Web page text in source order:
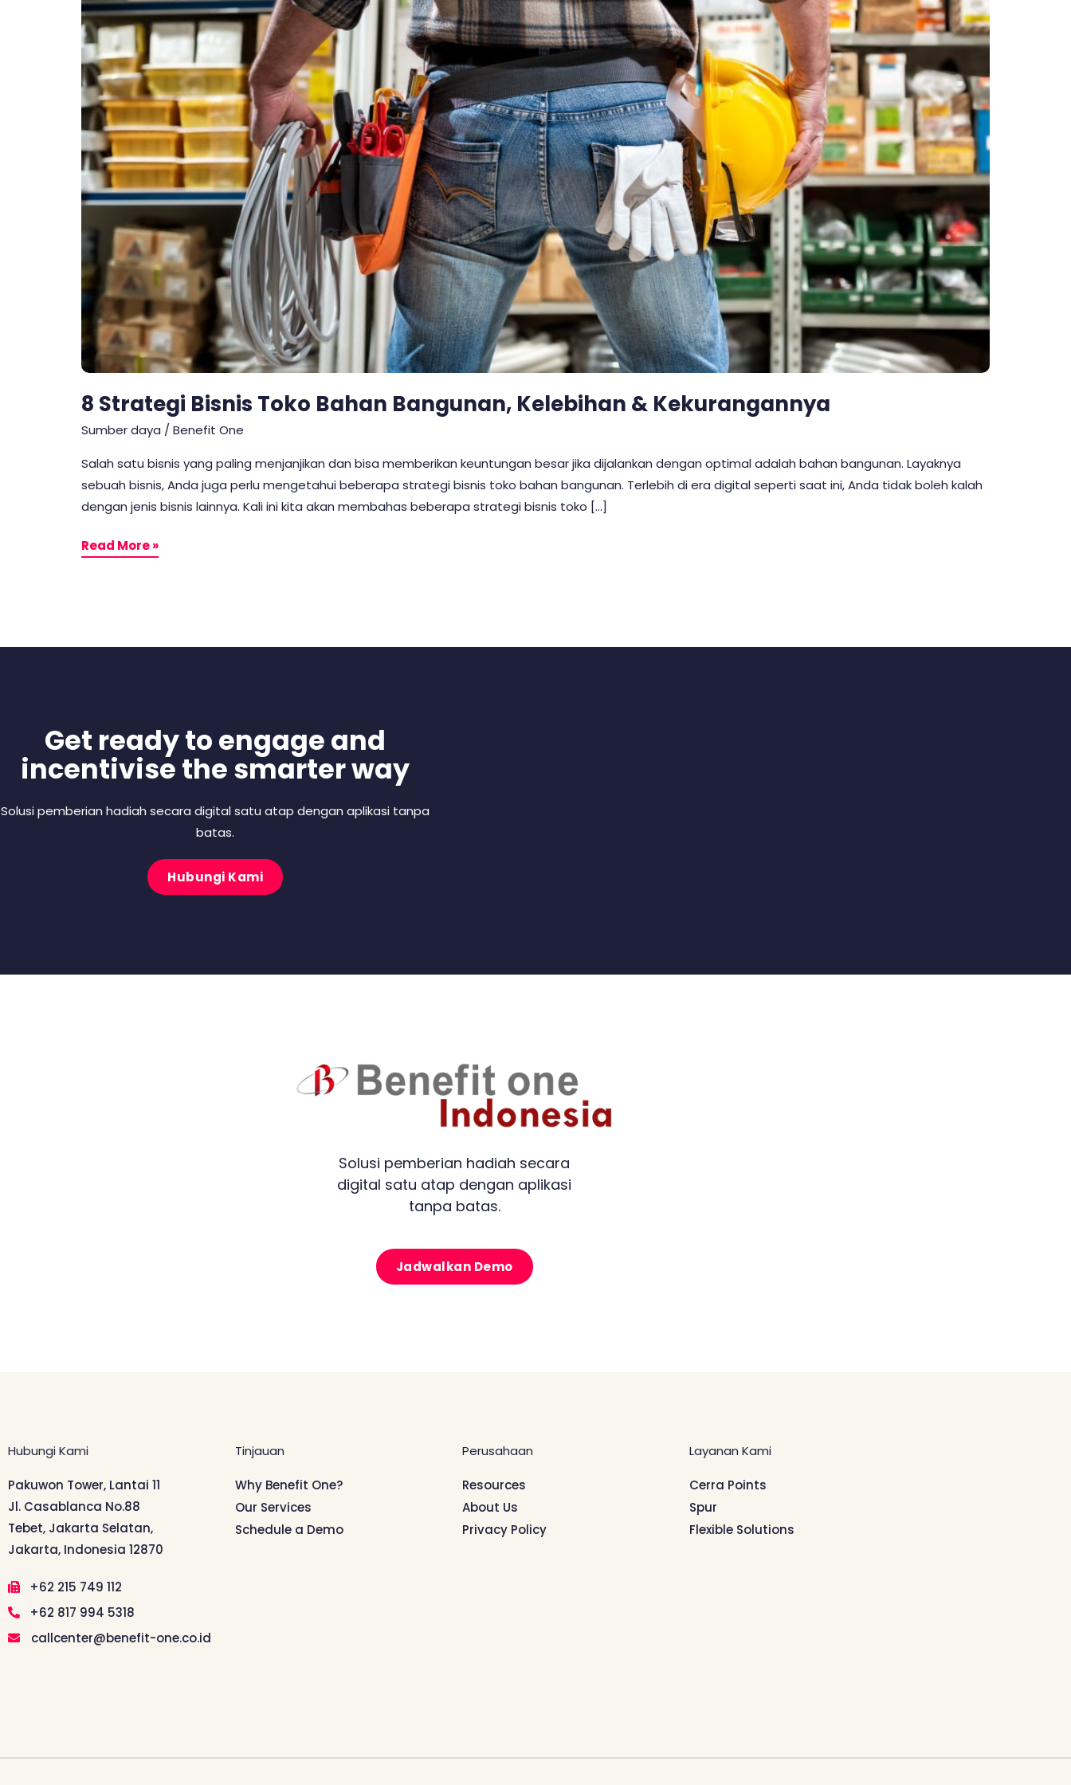
8 Strategi Bisnis Toko Bahan Bangunan, Kelebihan & Kekurangannya
Sumber daya / Benefit One
Salah satu bisnis yang paling menjanjikan dan bisa memberikan keuntungan besar jika dijalankan dengan optimal adalah bahan bangunan. Layaknya
sebuah bisnis, Anda juga perlu mengetahui beberapa strategi bisnis toko bahan bangunan. Terlebih di era digital seperti saat ini, Anda tidak boleh kalah
dengan jenis bisnis lainnya. Kali ini kita akan membahas beberapa strategi bisnis toko […]
&
Kekurangannya
Read More »
Get ready to engage and
incentivise the smarter way
Solusi pemberian hadiah secara digital satu atap dengan aplikasi tanpa
batas.
Hubungi Kami
Solusi pemberian hadiah secara
digital satu atap dengan aplikasi
tanpa batas.
Jadwalkan Demo
Hubungi Kami
Pakuwon Tower, Lantai 11
Jl. Casablanca No.88
Tebet, Jakarta Selatan,
Jakarta, Indonesia 12870
+62 215 749 112
+62 817 994 5318
callcenter@benefit-one.co.id
Tinjauan
Why Benefit One?
Our Services
Schedule a Demo
Perusahaan
Resources
About Us
Privacy Policy
Layanan Kami
Cerra Points
Spur
Flexible Solutions